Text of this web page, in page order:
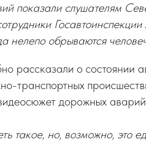
показали слушателям
нелепо обрываются
рассказали о состоянии
транспортных
дорожных
такое, но, возможно, это